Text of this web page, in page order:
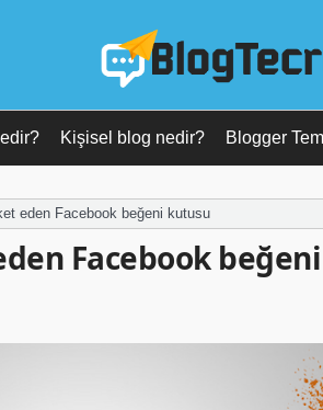
Kişisel blog nedir? Blogger
eden Facebook beğeni kutusu
Facebook beğeni